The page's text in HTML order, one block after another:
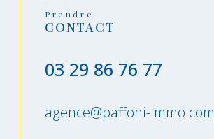
Prendre
CONTACT
03 29 86 76 77
agence@paffoni-immo.com